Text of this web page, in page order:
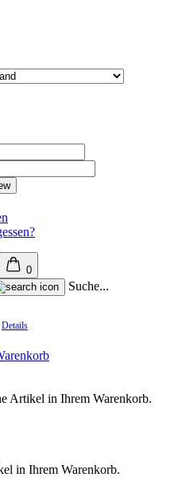
0
Suche...
Details
Artikel in Ihrem Warenkorb.
in Ihrem Warenkorb.